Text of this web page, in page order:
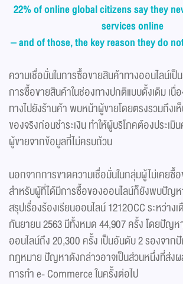
22% of online global citizens say they
services online
– and of those, the key reason they do
ความเชื่อมั่นในการซื้อขายสินค้าทางออนไลน์เ
การซื้อขายสินค้าในช่องทางปกติแบบดั้งเดิม เนื่
ทางไปยังร้านค้า พบหน้าผู้ขายโดยตรงรวมถึงเ
ของจริงก่อนชำระเงิน ทำให้ผู้บริโภคต้องประเมิ
ผู้ขายจากข้อมูลที่ไม่ครบถ้วน
นอกจากการขาดความเชื่อมั่นในกลุ่มผู้ไม่เคยซื้
สำหรับผู้ที่ได้มีการซื้อของออนไลน์ก็ยังพบปัญ
สรุปเรื่องร้องเรียนออนไลน์ 1212OCC ระหว่า
กันยายน 2563 มีทั้งหมด 44,907 ครั้ง โดยปัญห
ออนไลน์ถึง 20,300 ครั้ง เป็นอันดับ 2 รองจาก
กฎหมาย ปัญหาดังกล่าวอาจเป็นส่วนหนึ่งที่ส่งผ
การทำ e- Commerce ในครั้งต่อไป